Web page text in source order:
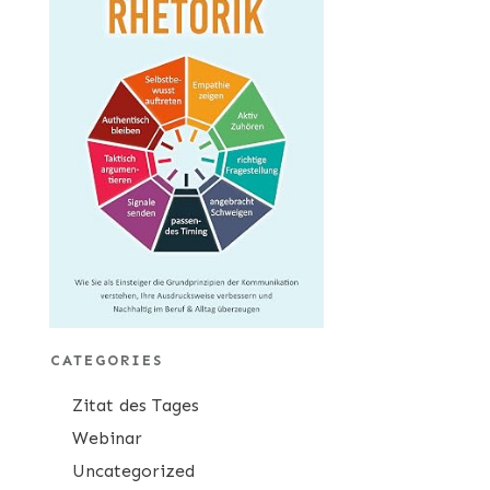
CATEGORIES
Zitat des Tages
Webinar
Uncategorized